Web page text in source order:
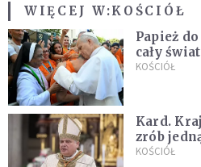
WIĘCEJ W:KOŚCIÓŁ
Papież
cały
nowych
KOŚCIÓŁ
Kard.
zrób
stanie się
KOŚCIÓŁ